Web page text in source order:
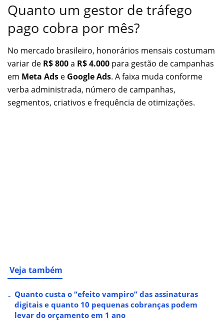
Quanto um gestor de tráfego
pago cobra por mês?
No mercado brasileiro, honorários mensais costumam
variar de R$ 800a R$ 4.000 para gestão de campanhas
em Meta Ads e Google Ads. A faixa muda conforme
verba administrada, número de campanhas,
segmentos, criativos e frequência de otimizações.
Veja também
Quanto custa o “efeito vampiro” das assinaturas
digitais e quanto 10 pequenas cobranças podem
levar do orçamento em 1 ano